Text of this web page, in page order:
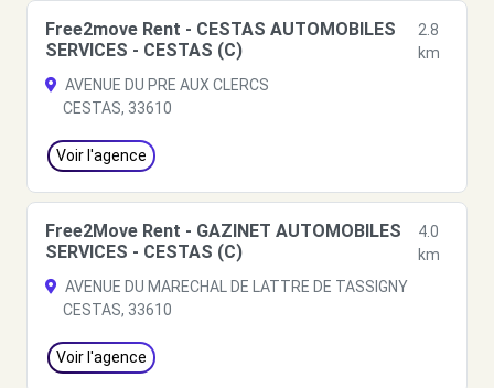
Free2move Rent - CESTAS AUTOMOBILES
SERVICES - CESTAS (C)
2.8
km
AVENUE DU PRE AUX CLERCS
CESTAS, 33610
Voir l'agence
Free2Move Rent - GAZINET AUTOMOBILES
SERVICES - CESTAS (C)
4.0
km
AVENUE DU MARECHAL DE LATTRE DE TASSIGNY
CESTAS, 33610
Voir l'agence